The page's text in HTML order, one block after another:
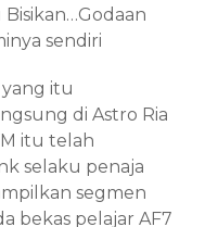
sendiri
itu
di Astro Ria
itu telah
selaku penaja
segmen
bekas pelajar AF7